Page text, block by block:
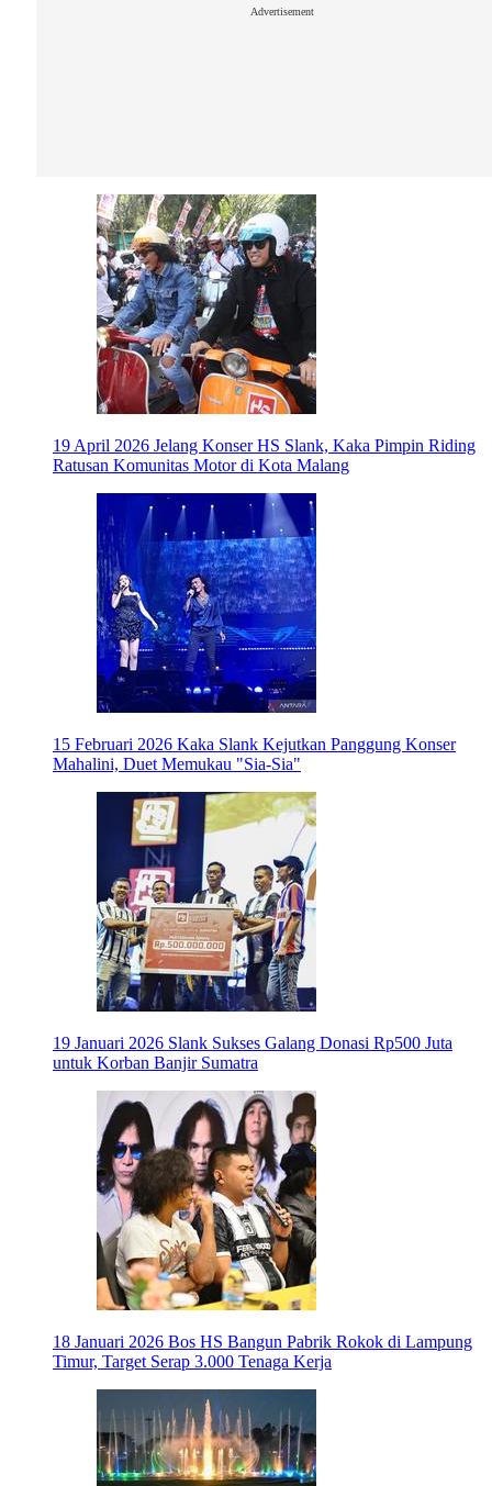
Advertisement
19 April 2026 Jelang Konser HS Slank, Kaka Pimpin Riding
Ratusan Komunitas Motor di Kota Malang
15 Februari 2026 Kaka Slank Kejutkan Panggung Konser
Mahalini, Duet Memukau "Sia-Sia"
19 Januari 2026 Slank Sukses Galang Donasi Rp500 Juta
untuk Korban Banjir Sumatra
18 Januari 2026 Bos HS Bangun Pabrik Rokok di Lampung
Timur, Target Serap 3.000 Tenaga Kerja